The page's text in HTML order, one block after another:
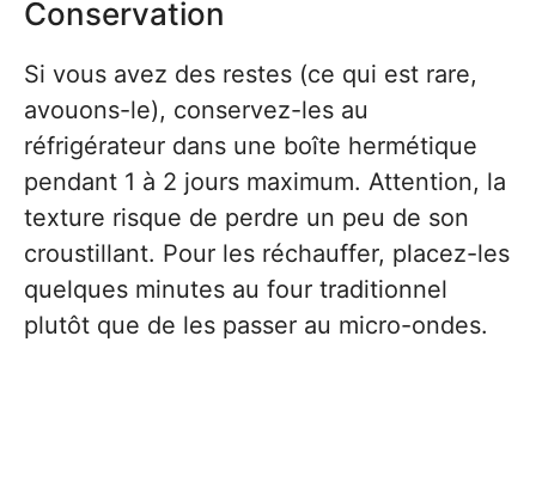
Conservation
Si vous avez des restes (ce qui est rare,
avouons-le), conservez-les au
réfrigérateur dans une boîte hermétique
pendant 1 à 2 jours maximum. Attention, la
texture risque de perdre un peu de son
croustillant. Pour les réchauffer, placez-les
quelques minutes au four traditionnel
plutôt que de les passer au micro-ondes.